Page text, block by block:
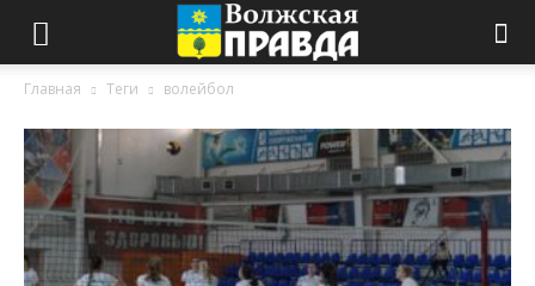
Главная Теги волейбол